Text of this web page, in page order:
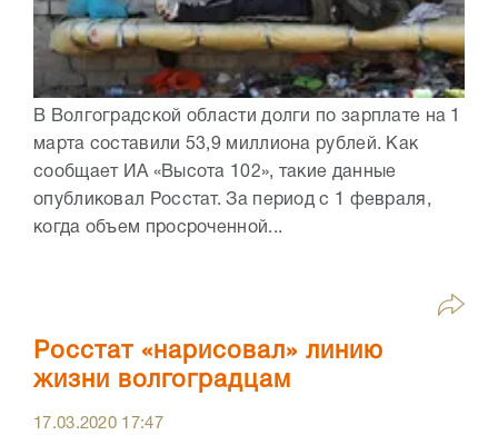
В Волгоградской области долги по зарплате на 1
марта составили 53,9 миллиона рублей. Как
сообщает ИА «Высота 102», такие данные
опубликовал Росстат. За период с 1 февраля,
когда объем просроченной...
Росстат «нарисовал» линию
жизни волгоградцам
17.03.2020 17:47